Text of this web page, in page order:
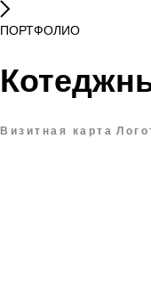
ПОРТФОЛИО
Визитная карта